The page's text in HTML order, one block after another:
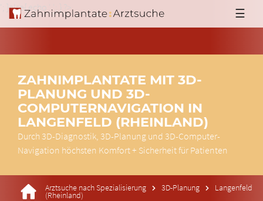
'; }else{ echo ' '; } ?> ☰
ZAHNIMPLANTATE MIT 3D-
PLANUNG UND 3D-
COMPUTERNAVIGATION IN
LANGENFELD (RHEINLAND)
Durch 3D-Diagnostik, 3D-Planung und 3D-Computer-
Navigation höchsten Komfort + Sicherheit für Patienten
Arztsuche nach Spezialisierung 3D-Planung Langenfeld
(Rheinland)